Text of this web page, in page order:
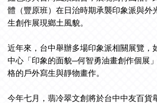
體（豐原班）在日治時期承襲印象派與外
生創作展現鄉土風貌。
近年來，台中舉辦多場印象派相關展覽，
中心「印象的面貌─何智勇油畫創作個展
格的戶外寫生與靜物畫作。
今年七月，翡冷翠文創將於台中中友百貨